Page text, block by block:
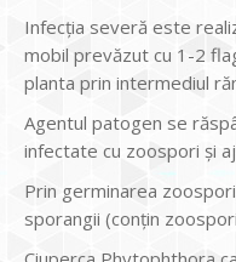
Infecția severă este
mobil prevăzut cu 1-2
planta prin intermediul
Agentul patogen se
infectate cu zoospori și
Prin germinarea
sporangii (conțin